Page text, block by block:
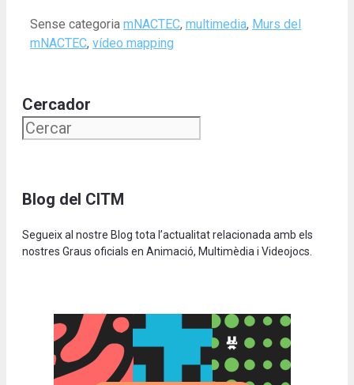
Categories
Sense categoria Tags
mNACTEC, multimedia, Murs del
mNACTEC, vídeo mapping
Cercador
Blog del CITM
Segueix al nostre Blog tota l’actualitat relacionada amb els
nostres Graus oficials en Animació, Multimèdia i Videojocs.